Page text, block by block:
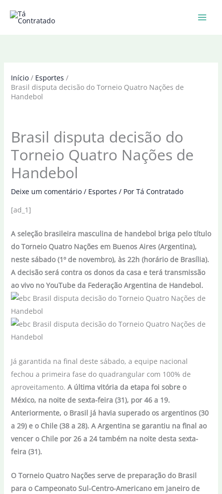
para
Início
Esportes
Brasil disputa decisão do Torneio Quatro Nações de
Handebol
Brasil disputa decisão do
Torneio Quatro Nações de
Handebol
Deixe um comentário / Esportes / Por Tá Contratado
[ad_1]
A seleção brasileira masculina de handebol briga pelo título
do Torneio Quatro Nações em Buenos Aires (Argentina),
neste sábado (1º de novembro), às 22h (horário de Brasília).
A decisão será contra os donos da casa e terá transmissão
ao vivo no YouTube da Federação Argentina de Handebol.
Já garantida na final deste sábado, a equipe nacional
fechou a primeira fase do quadrangular com 100% de
aproveitamento. A última vitória da etapa foi sobre o
México, na noite de sexta-feira (31), por 46 a 19.
Anteriormente, o Brasil já havia superado os argentinos (30
a 29) e o Chile (38 a 28). A Argentina se garantiu na final ao
vencer o Chile por 26 a 24 também na noite desta sexta-
feira (31).
O Torneio Quatro Nações serve de preparação do Brasil
para o Campeonato Sul-Centro-Americano em janeiro de